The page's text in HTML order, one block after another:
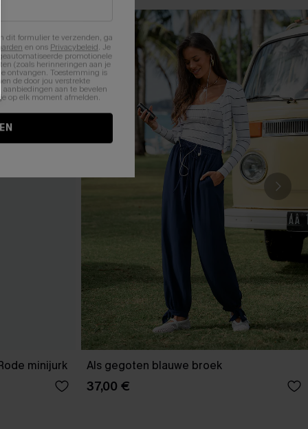
minijurk Als gegoten blauwe broek
37,00 €
dit formulier te verzenden, ga
en ons Privacybeleid. Je
promotionele
(zoals herinneringen aan je
ontvangen. Toestemming is
de door jou verstrekte
aanbiedingen aan te bevelen
op elk moment afmelden.